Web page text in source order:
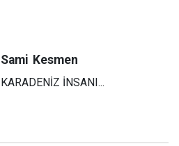
Sami Kesmen
KARADENİZ İNSANI...